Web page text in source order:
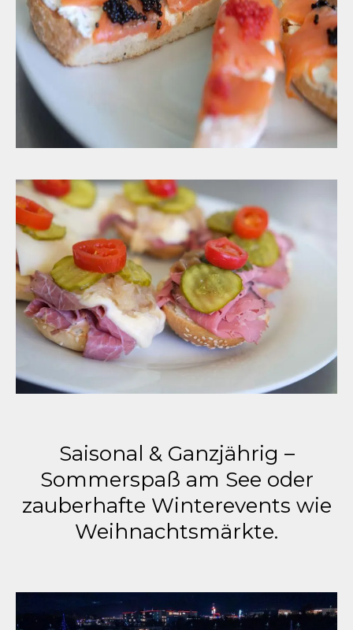
Saisonal & Ganzjährig –
Sommerspaß am See oder
zauberhafte Winterevents wie
Weihnachtsmärkte.